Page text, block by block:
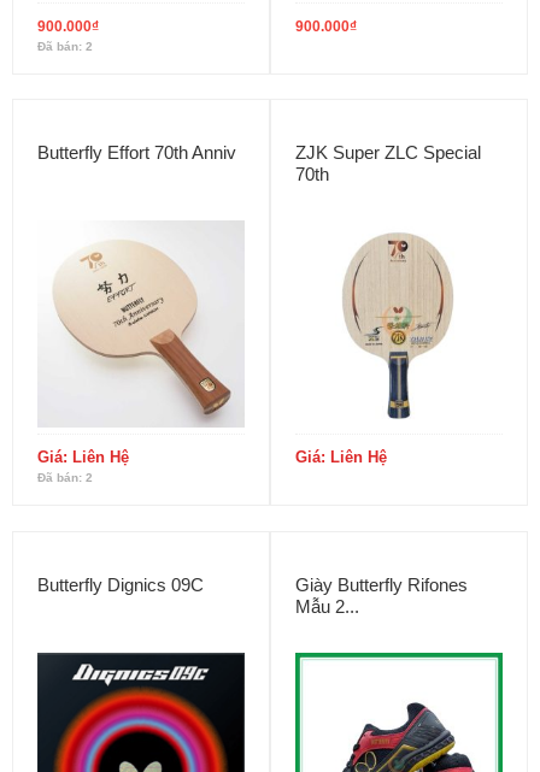
900.000₫
Đã bán: 2
900.000₫
Butterfly Effort 70th Anniv
Giá: Liên Hệ
Đã bán: 2
ZJK Super ZLC Special
70th
Giá: Liên Hệ
Butterfly Dignics 09C
Giày Butterfly Rifones
Mẫu 2...